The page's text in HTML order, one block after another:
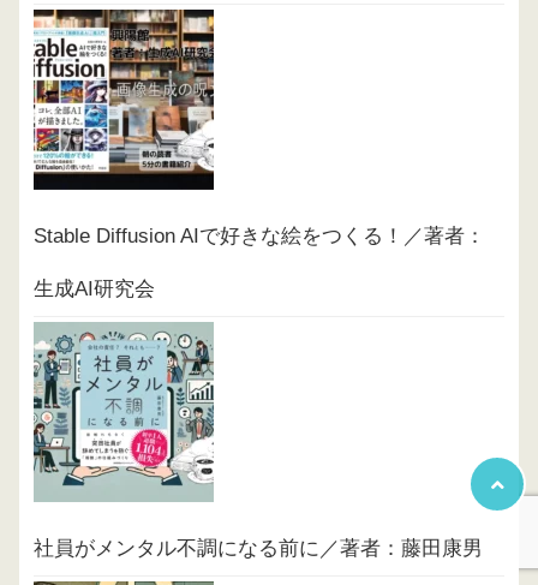
Stable Diffusion AIで好きな絵をつくる！／著者：
生成AI研究会
社員がメンタル不調になる前に／著者：藤田康男